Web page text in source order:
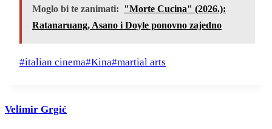
Moglo bi te zanimati: "Morte Cucina" (2026.):
Ratanaruang, Asano i Doyle ponovno zajedno
Post
#italian cinema#Kina#martial arts
Velimir Grgić